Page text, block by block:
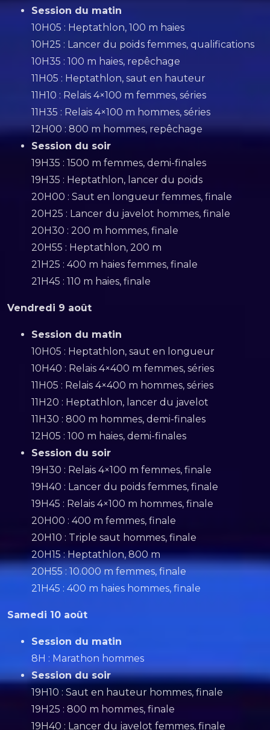
Session du matin
10H05 : Heptathlon, 100 m haies
10H25 : Lancer du poids femmes, qualifications
10H35 : 100 m haies, repêchage
11H05 : Heptathlon, saut en hauteur
11H10 : Relais 4×100 m femmes, séries
11H35 : Relais 4×100 m hommes, séries
12H00 : 800 m hommes, repêchage
Session du soir
19H35 : 1500 m femmes, demi-finales
19H35 : Heptathlon, lancer du poids
20H00 : Saut en longueur femmes, finale
20H25 : Lancer du javelot hommes, finale
20H30 : 200 m hommes, finale
20H55 : Heptathlon, 200 m
21H25 : 400 m haies femmes, finale
21H45 : 110 m haies, finale
Vendredi 9 août
Session du matin
10H05 : Heptathlon, saut en longueur
10H40 : Relais 4×400 m femmes, séries
11H05 : Relais 4×400 m hommes, séries
11H20 : Heptathlon, lancer du javelot
11H30 : 800 m hommes, demi-finales
12H05 : 100 m haies, demi-finales
Session du soir
19H30 : Relais 4×100 m femmes, finale
19H40 : Lancer du poids femmes, finale
19H45 : Relais 4×100 m hommes, finale
20H00 : 400 m femmes, finale
20H10 : Triple saut hommes, finale
20H15 : Heptathlon, 800 m
20H55 : 10.000 m femmes, finale
21H45 : 400 m haies hommes, finale
Samedi 10 août
Session du matin
8H : Marathon hommes
Session du soir
19H10 : Saut en hauteur hommes, finale
19H25 : 800 m hommes, finale
19H40 : Lancer du javelot femmes, finale